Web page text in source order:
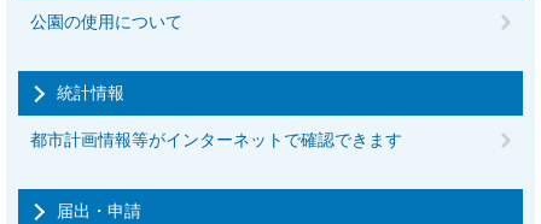
公園の使用について
統計情報
都市計画情報等がインターネットで確認できます
届出・申請